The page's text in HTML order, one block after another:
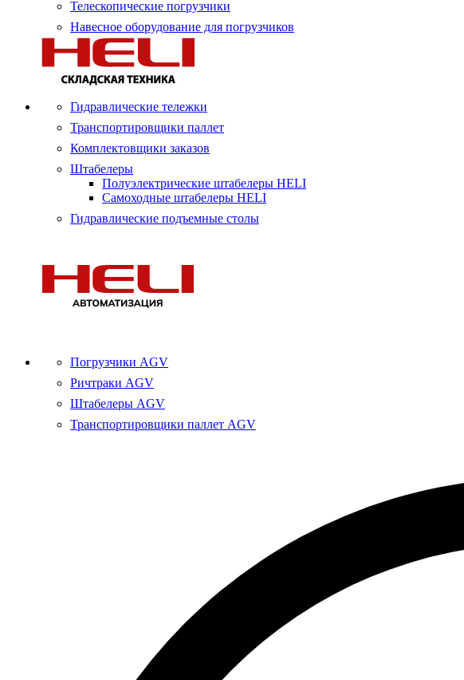
Телескопические погрузчики
Навесное оборудование для погрузчиков
Гидравлические тележки
Транспортировщики паллет
Комплектовщики заказов
Штабелеры
Полуэлектрические штабелеры HELI
Самоходные штабелеры HELI
Гидравлические подъемные столы
Погрузчики AGV
Ричтраки AGV
Штабелеры AGV
Транспортировщики паллет AGV